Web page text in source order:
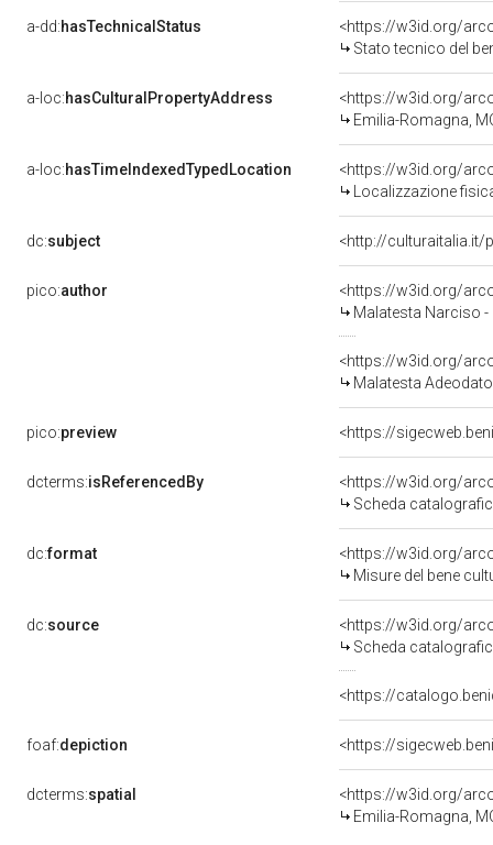
a-dd:hasTechnicalStatus
<https://w3id.org/
Stato tecnico del
a-loc:hasCulturalPropertyAddress
<https://w3id.org/
Emilia-Romagna,
a-loc:hasTimeIndexedTypedLocation
<https://w3id.org/
Localizzazione
dc:subject <http://culturaitalia.it/
pico:author
<https://w3id.org/
Malatesta Narciso
<https://w3id.org/
Malatesta
pico:preview <https://
dcterms:isReferencedBy
<https://w3id.org/
Scheda
dc:format
<https://w3id.org/
Misure del bene
dc:source
<https://w3id.org/
Scheda
<https://
foaf:depiction <https://
dcterms:spatial
<https://w3id.org/
Emilia-Romagna,